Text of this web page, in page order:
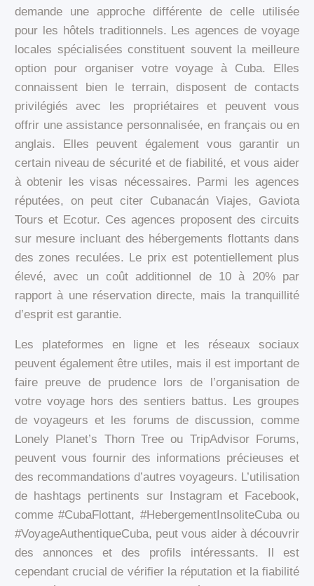
demande une approche différente de celle utilisée
pour les hôtels traditionnels. Les agences de voyage
locales spécialisées constituent souvent la meilleure
option pour organiser votre voyage à Cuba. Elles
connaissent bien le terrain, disposent de contacts
privilégiés avec les propriétaires et peuvent vous
offrir une assistance personnalisée, en français ou en
anglais. Elles peuvent également vous garantir un
certain niveau de sécurité et de fiabilité, et vous aider
à obtenir les visas nécessaires. Parmi les agences
réputées, on peut citer Cubanacán Viajes, Gaviota
Tours et Ecotur. Ces agences proposent des circuits
sur mesure incluant des hébergements flottants dans
des zones reculées. Le prix est potentiellement plus
élevé, avec un coût additionnel de 10 à 20% par
rapport à une réservation directe, mais la tranquillité
d’esprit est garantie.
Les plateformes en ligne et les réseaux sociaux
peuvent également être utiles, mais il est important de
faire preuve de prudence lors de l’organisation de
votre voyage hors des sentiers battus. Les groupes
de voyageurs et les forums de discussion, comme
Lonely Planet’s Thorn Tree ou TripAdvisor Forums,
peuvent vous fournir des informations précieuses et
des recommandations d’autres voyageurs. L’utilisation
de hashtags pertinents sur Instagram et Facebook,
comme #CubaFlottant, #HebergementInsoliteCuba ou
#VoyageAuthentiqueCuba, peut vous aider à découvrir
des annonces et des profils intéressants. Il est
cependant crucial de vérifier la réputation et la fiabilité